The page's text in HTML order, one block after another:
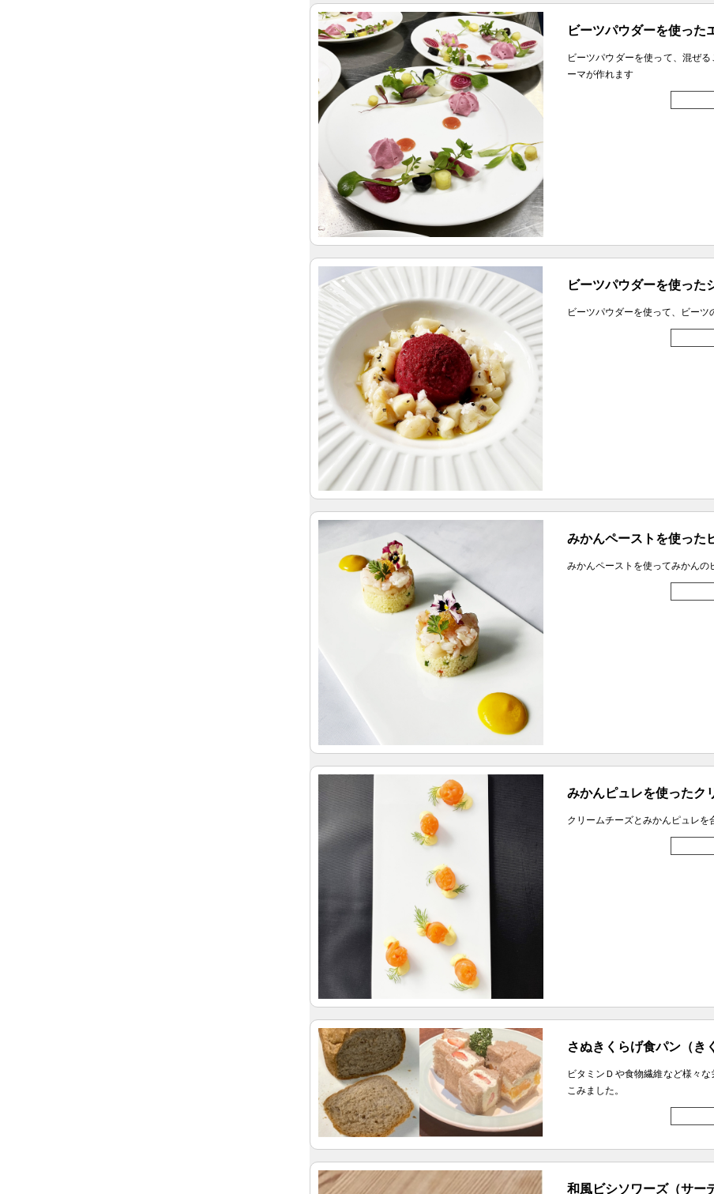
ビーツパウダーを使った
ビーツパウダーを使って、混ぜ
ーマが作れます
ビーツパウダーを使った
ビーツパウダーを使って、ビー
みかんペーストを使った
みかんペーストを使ってみかんの
みかんピュレを使ったク
クリームチーズとみかんピュレ
さぬきくらげ食パン（き
ビタミンＤや食物繊維など様々
こみました。
和風ビシソワーズ（サー